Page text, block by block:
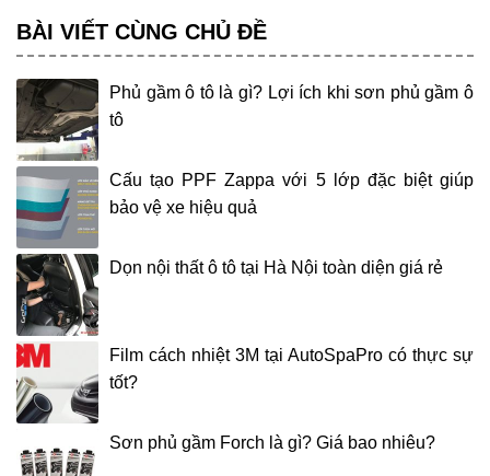
BÀI VIẾT CÙNG CHỦ ĐỀ
Phủ gầm ô tô là gì? Lợi ích khi sơn phủ gầm ô
tô
Cấu tạo PPF Zappa với 5 lớp đặc biệt giúp
bảo vệ xe hiệu quả
Dọn nội thất ô tô tại Hà Nội toàn diện giá rẻ
Film cách nhiệt 3M tại AutoSpaPro có thực sự
tốt?
Sơn phủ gầm Forch là gì? Giá bao nhiêu?